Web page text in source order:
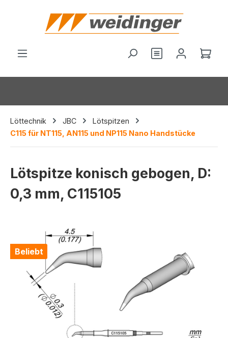
springen
Du hast 0
Löttechnik JBC
Lötspitzen
C115 für NT115, AN115 und NP115 Nano Handstücke
Lötspitze konisch gebogen, D:
0,3 mm, C115105
Bildergalerie überspringen
Beliebt